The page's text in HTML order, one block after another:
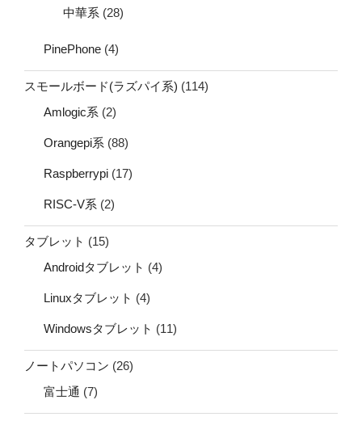
中華系 (28)
PinePhone (4)
スモールボード(ラズパイ系) (114)
Amlogic系 (2)
Orangepi系 (88)
Raspberrypi (17)
RISC-V系 (2)
タブレット (15)
Androidタブレット (4)
Linuxタブレット (4)
Windowsタブレット (11)
ノートパソコン (26)
富士通 (7)